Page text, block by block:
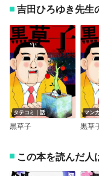
吉田ひろゆき先生
タテコミ｜話
黒草子
マン
黒草
この本を読んだ人